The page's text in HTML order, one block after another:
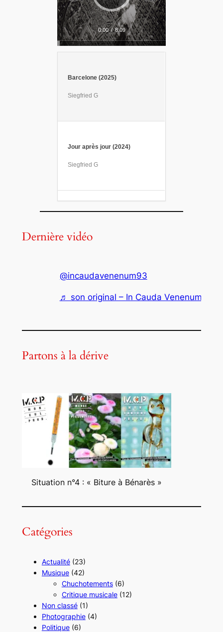
o
0:00 / 8:09
Barcelone (2025)
Siegfried G
Jour après jour (2024)
Siegfried G
Siegfried G
Family G
Ici ou ailleurs (2023)
Le Titanic (2023)
Siegfried G
Spirale (2021)
Family G
Dernière vidéo
@incaudavenenum93
♬ son original – In Cauda Venenum
Partons à la dérive
Situation n°4 : « Biture à Bénarès »
Catégories
Actualité(23)
Musique(42)
Chuchotements(6)
Critique musicale(12)
Non classé(1)
Photographie(4)
Politique(6)